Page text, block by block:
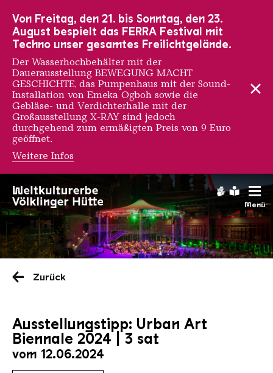
Menü
Saarländischen
Zurück
Ausstellungstipp: Urban Art
Biennale 2024 | 3 sat
vom 12.06.2024
Von Freitag, den 21. bis Sonntag, den 23.
August bespielt das FERRA Festival mit
Techno unser gesamtes Freilichtgelände.
Der Wasserhochbehälter mit der
Dauerausstellung BEWEGUNG MACHT
GESCHICHTE, das Pumpenhaus mit der Sound-
Installation von Emeka Ogboh sowie die
Gebläse- und Verdichterhalle mit der
Großausstellung X-RAY sind jedoch
durchgehend zum ermäßigten Preis von 9 Euro
geöffnet.
Weitere Infos